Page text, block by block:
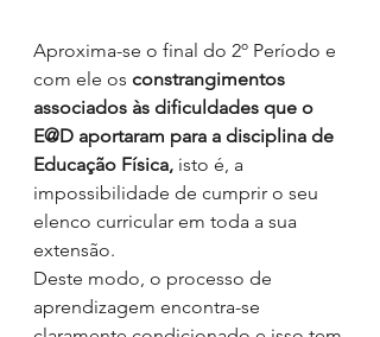
Aproxima-se o final do 2º Período e
com ele os constrangimentos
associados às dificuldades que o
E@D aportaram para a disciplina de
Educação Física, isto é, a
impossibilidade de cumprir o seu
elenco curricular em toda a sua
extensão.
Deste modo, o processo de
aprendizagem encontra-se